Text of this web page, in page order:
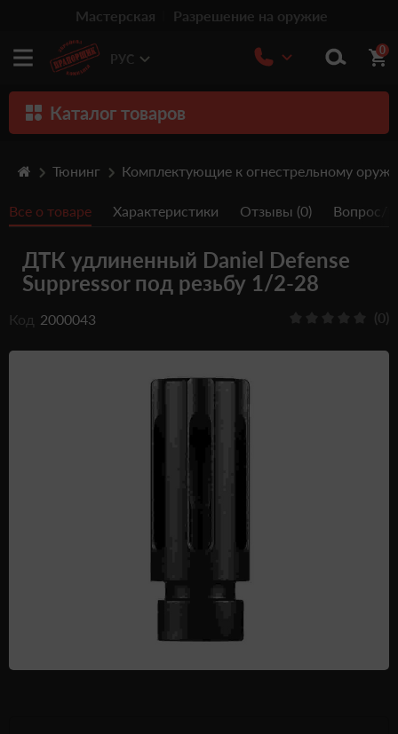
Мастерская Разрешение на оружие
РУС
0
Каталог товаров
Травматическое оружие
Пистолеты
Оптика
Тюнинг
Тюнинг Комплектующие к огнестрельному
Все о товаре Характеристики Отзывы (0) Вопрос/
ДТК удлиненный Daniel Defense
Suppressor под резьбу 1/2-28
Код 2000043 (0)